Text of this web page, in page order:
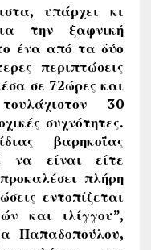
υπάρχει κι
την ξαφνική
ένα από τα δύο
περιπτώσεις
σε 72ώρες και
30
συχνότητες.
βαρηκοΐας
να είναι είτε
πλήρη
εντοπίζεται
και ιλίγγου”,
Παπαδοπούλου,